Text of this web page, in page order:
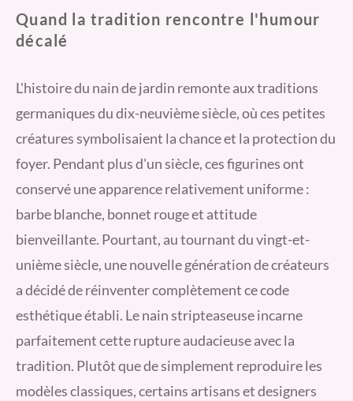
Quand la tradition rencontre l'humour
décalé
L'histoire du nain de jardin remonte aux traditions
germaniques du dix-neuvième siècle, où ces petites
créatures symbolisaient la chance et la protection du
foyer. Pendant plus d'un siècle, ces figurines ont
conservé une apparence relativement uniforme :
barbe blanche, bonnet rouge et attitude
bienveillante. Pourtant, au tournant du vingt-et-
unième siècle, une nouvelle génération de créateurs
a décidé de réinventer complètement ce code
esthétique établi. Le nain stripteaseuse incarne
parfaitement cette rupture audacieuse avec la
tradition. Plutôt que de simplement reproduire les
modèles classiques, certains artisans et designers